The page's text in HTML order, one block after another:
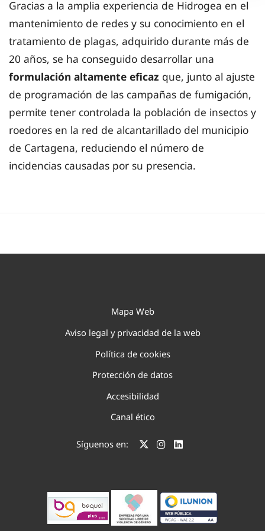
Gracias a la amplia experiencia de Hidrogea en el
mantenimiento de redes y su conocimiento en el
tratamiento de plagas, adquirido durante más de
20 años, se ha conseguido desarrollar una
formulación altamente eficaz que, junto al ajuste
de programación de las campañas de fumigación,
permite tener controlada la población de insectos y
roedores en la red de alcantarillado del municipio
de Cartagena, reduciendo el número de
incidencias causadas por su presencia.
Mapa Web
Aviso legal y privacidad de la web
Política de cookies
Protección de datos
Accesibilidad
Canal ético
Síguenos en: